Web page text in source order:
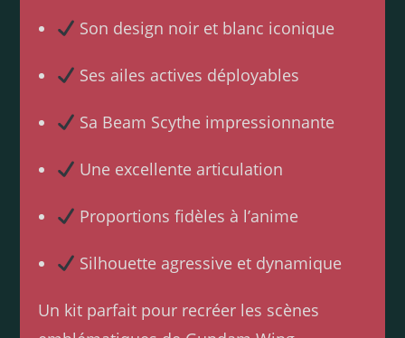
Son design noir et blanc iconique
Ses ailes actives déployables
Sa Beam Scythe impressionnante
Une excellente articulation
Proportions fidèles à l’anime
Silhouette agressive et dynamique
Un kit parfait pour recréer les scènes